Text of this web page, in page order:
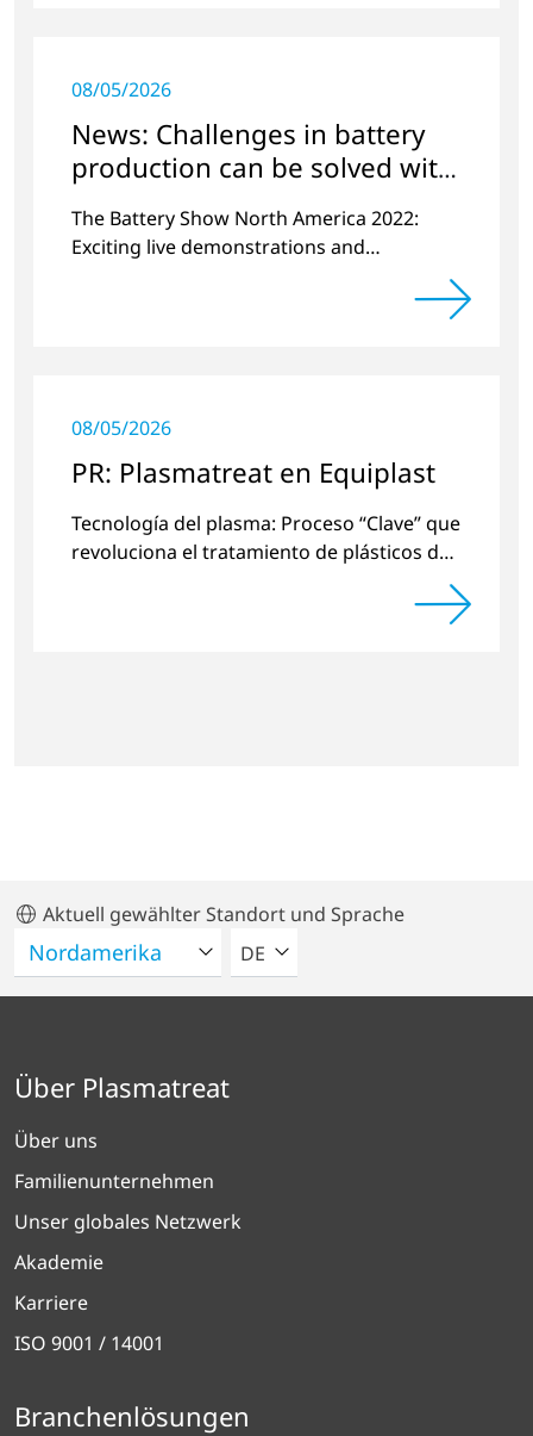
08/05/2026
News: Challenges in battery
production can be solved with
plasma
The Battery Show North America 2022:
Exciting live demonstrations and
battery cell manufacturing and plasma
08/05/2026
PR: Plasmatreat en Equiplast
Tecnología del plasma: Proceso “Clave” que
revoluciona el tratamiento de plásticos de
Aktuell gewählter Standort und Sprache
BITTE WÄHLEN SIE EINE
DE
Über Plasmatreat
Über uns
Familienunternehmen
Unser globales Netzwerk
Akademie
Karriere
ISO 9001 / 14001
Branchenlösungen